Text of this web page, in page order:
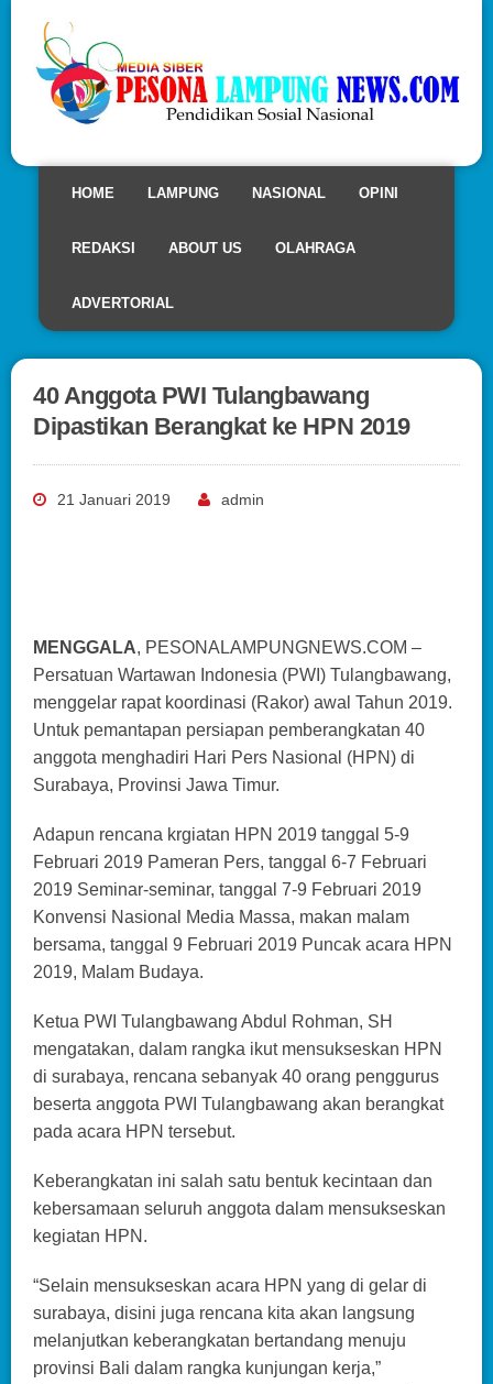
HOME LAMPUNG NASIONAL OPINI
REDAKSI ABOUT US OLAHRAGA
ADVERTORIAL
40 Anggota PWI Tulangbawang
Dipastikan Berangkat ke HPN 2019
21 Januari 2019 admin
MENGGALA, PESONALAMPUNGNEWS.COM –
Persatuan Wartawan Indonesia (PWI) Tulangbawang,
menggelar rapat koordinasi (Rakor) awal Tahun 2019.
Untuk pemantapan persiapan pemberangkatan 40
anggota menghadiri Hari Pers Nasional (HPN) di
Surabaya, Provinsi Jawa Timur.
Adapun rencana krgiatan HPN 2019 tanggal 5-9
Februari 2019 Pameran Pers, tanggal 6-7 Februari
2019 Seminar-seminar, tanggal 7-9 Februari 2019
Konvensi Nasional Media Massa, makan malam
bersama, tanggal 9 Februari 2019 Puncak acara HPN
2019, Malam Budaya.
Ketua PWI Tulangbawang Abdul Rohman, SH
mengatakan, dalam rangka ikut mensukseskan HPN
di surabaya, rencana sebanyak 40 orang penggurus
beserta anggota PWI Tulangbawang akan berangkat
pada acara HPN tersebut.
Keberangkatan ini salah satu bentuk kecintaan dan
kebersamaan seluruh anggota dalam mensukseskan
kegiatan HPN.
“Selain mensukseskan acara HPN yang di gelar di
surabaya, disini juga rencana kita akan langsung
melanjutkan keberangkatan bertandang menuju
provinsi Bali dalam rangka kunjungan kerja,”